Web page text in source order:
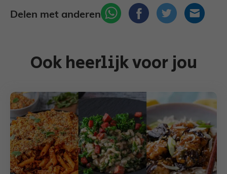
Delen met anderen
Ook heerlijk voor jou